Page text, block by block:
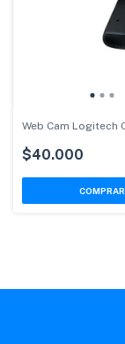
Web Cam Logitech
$40.000